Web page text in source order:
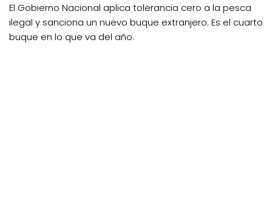
El Gobierno Nacional aplica tolerancia cero a la pesca
ilegal y sanciona un nuevo buque extranjero. Es el cuarto
buque en lo que va del año.